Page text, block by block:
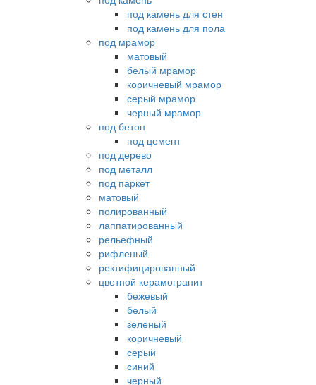
под камень для стен
под камень для пола
под мрамор
матовый
белый мрамор
коричневый мрамор
серый мрамор
черный мрамор
под бетон
под цемент
под дерево
под металл
под паркет
матовый
полированный
лаппатированный
рельефный
рифленый
ректифицированный
цветной керамогранит
бежевый
белый
зеленый
коричневый
серый
синий
черный